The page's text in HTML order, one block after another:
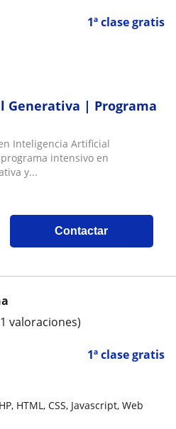
1ª clase gratis
| Programa
Inteligencia Artificial
intensivo en
y...
Contactar
1ª clase gratis
valoraciones)
HTML, CSS, Javascript, Web